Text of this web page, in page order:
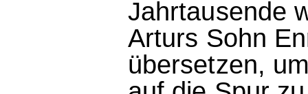
Jahrtausende
Arturs Sohn
übersetzen,